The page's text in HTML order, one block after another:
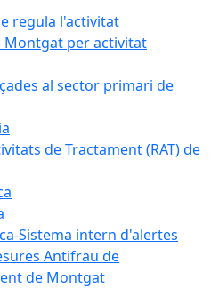
regula l'activitat
Montgat per activitat
al sector primari de
de Tractament (RAT) de
Sistema intern d'alertes
Antifrau de
de Montgat